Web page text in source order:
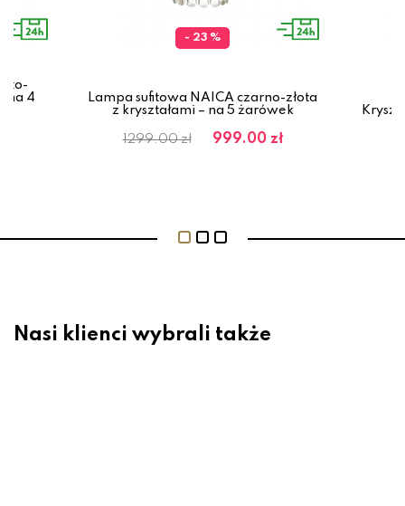
na 4
- 23 %
Lampa sufitowa NAICA czarno-złota
z kryształami – na 5 żarówek
1299.00 zł 999.00 zł
Nasi klienci wybrali także